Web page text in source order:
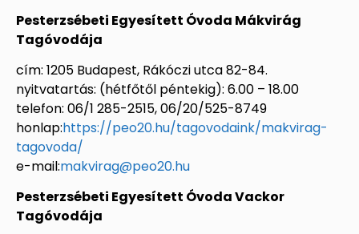
Pesterzsébeti Egyesített Óvoda Mákvirág
Tagóvodája
cím: 1205 Budapest, Rákóczi utca 82-84.
nyitvatartás: (hétfőtől péntekig): 6.00 – 18.00
telefon: 06/1 285-2515, 06/20/525-8749
honlap:https://peo20.hu/tagovodaink/makvirag-
tagovoda/
e-mail:makvirag@peo20.hu
Pesterzsébeti Egyesített Óvoda Vackor
Tagóvodája